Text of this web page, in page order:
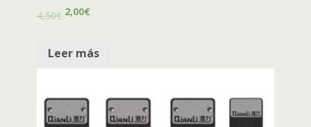
4,50€ 2,00€
Leer más